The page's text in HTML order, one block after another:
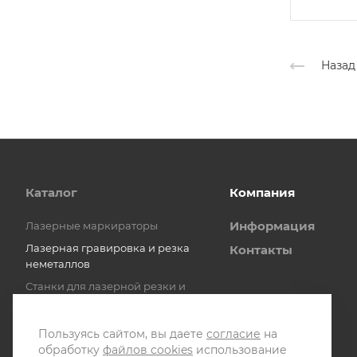
Каталог
Лазерные маркираторы
Лазерная гравировка и резка
неметаллов
Станки для лазерной резки и
Системы лазерной чистки
Компания
Информация
Контакты
Пользуясь сайтом, вы даете согласие на
обработку файлов cookies использование